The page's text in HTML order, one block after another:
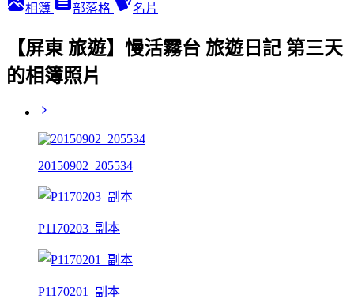
相簿 部落格 名片
【屏東 旅遊】慢活霧台 旅遊日記 第三天
的相簿照片
20150902_205534
P1170203_副本
P1170201_副本